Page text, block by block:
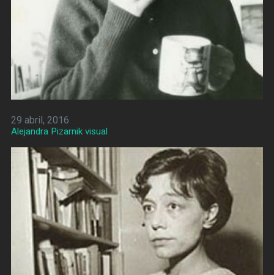
29 abril, 2016
Alejandra Pizarnik visual